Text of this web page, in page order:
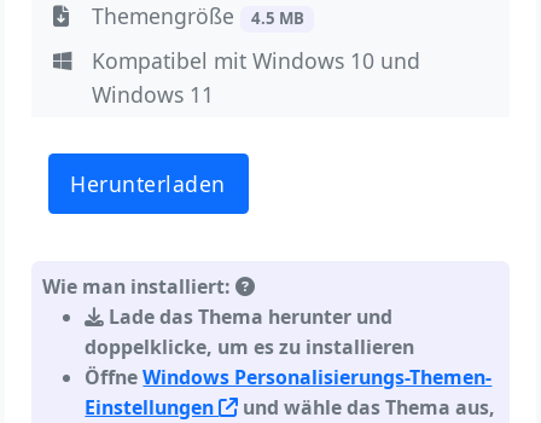
Themengröße 4.5 MB
Kompatibel mit Windows 10 und
Windows 11
Herunterladen
Wie man installiert:
Lade das Thema herunter und
doppelklicke, um es zu installieren
ÖffneWindows Personalisierungs-Themen-
Einstellungen
und wähle das Thema aus,